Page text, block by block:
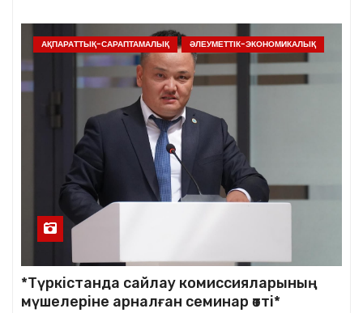
АҚПАРАТТЫҚ-САРАПТАМАЛЫҚ ӘЛЕУМЕТТІК-ЭКОНОМИКАЛЫҚ
*Түркістанда сайлау комиссияларының
мүшелеріне арналған семинар өтті*